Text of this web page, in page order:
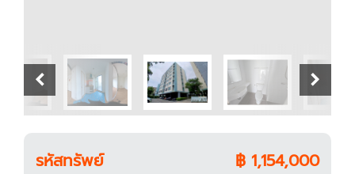
by ธน
by ธน
รหัสทรัพย์ ฿ 1,154,000